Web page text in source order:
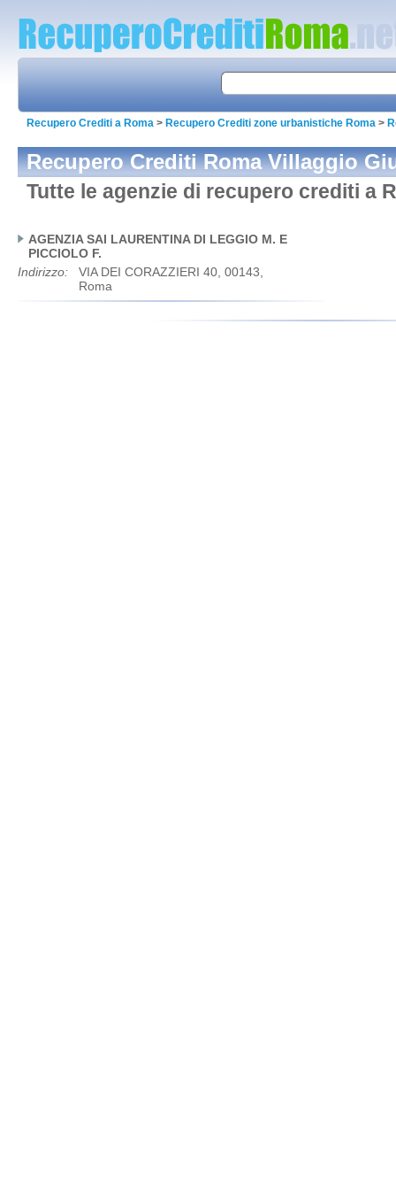
Recupero Crediti a Roma > Recupero Crediti zone urbanistiche Roma >
Recupero Crediti Roma Villaggio
Tutte le agenzie di recupero crediti a
AGENZIA SAI LAURENTINA DI LEGGIO M. E
PICCIOLO F.
Indirizzo:
VIA DEI CORAZZIERI 40, 00143,
Roma